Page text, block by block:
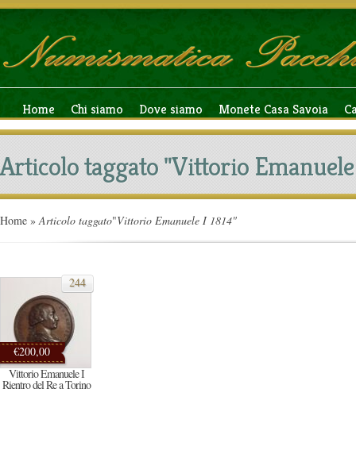
Home Chi siamo Dove siamo Monete Casa Savoia
Articolo taggato "Vittorio Emanuele
Home » Articolo taggato"Vittorio Emanuele I 1814"
€200,00
244
Vittorio Emanuele I
Rientro del Re a Torino